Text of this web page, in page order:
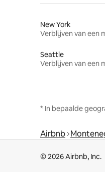
New York
Verblijven van een
Seattle
Verblijven van een
* In bepaalde
Airbnb
© 2026 Airbnb, Inc.